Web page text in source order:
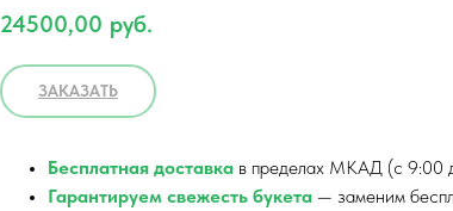
24500,00 руб.
ЗАКАЗАТЬ
Бесплатная доставка в пределах МКАД (с 9:00
Гарантируем свежесть букета — заменим